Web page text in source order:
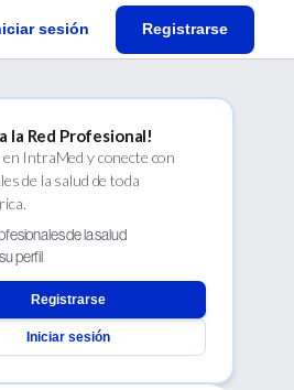
sesión Registrarse
la Red Profesional!
en IntraMed y conecte con
de la salud de toda
de la salud
perfil
Registrarse
Iniciar sesión